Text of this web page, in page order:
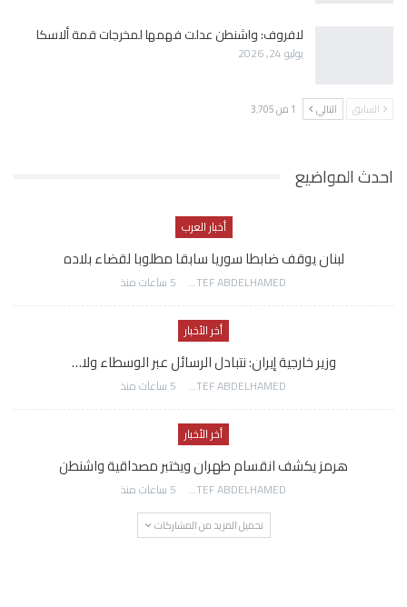
لافروف: واشنطن عدلت فهمها لمخرجات قمة ألاسكا
يوليو 24, 2026
السابق التالي 1 من 3٬705
احدث المواضيع
أخبار العرب
لبنان يوقف ضابطا سوريا سابقا مطلوبا لقضاء بلاده
AWATEF ABDELHAMED 5 ساعات منذ
أخر الأخبار
وزير خارجية إيران: نتبادل الرسائل عبر الوسطاء ولا…
AWATEF ABDELHAMED 5 ساعات منذ
أخر الأخبار
هرمز يكشف انقسام طهران ويختبر مصداقية واشنطن
AWATEF ABDELHAMED 5 ساعات منذ
تحميل المزيد من المشاركات